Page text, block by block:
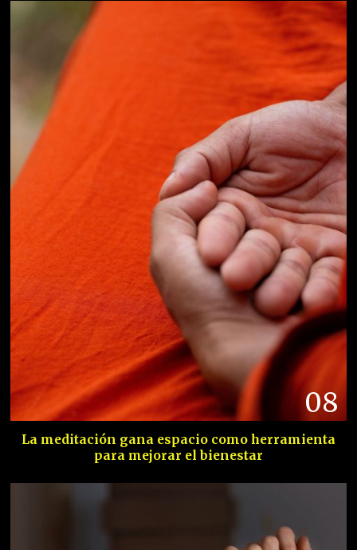
08
La meditación gana espacio como herramienta
para mejorar el bienestar